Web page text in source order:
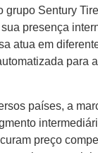
grupo Sentury
presença
atua em
para
países, a
preço